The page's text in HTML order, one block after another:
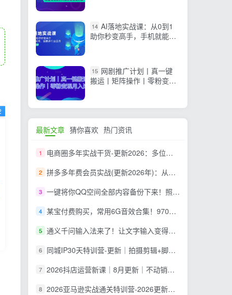
14 AI落地实战课：从0到1
助你秒变高手，手机就能
15 网剧推广计划丨真一键
搬运丨矩阵操作丨零粉变现
最新文章 猜你喜欢 热门资讯
1 电商圈多年实战干货-更新2026：多位资深师兄实战干货/覆盖全域平台，中小卖家可复制的盈利指南
2 拼多多年费会员实战(更新2026年)：从基础到高阶盈利，干货拉满，帮你建立稳定盈利运营知识体系
3 一键将你QQ空间全部内容备份下来！照片 / 视频 /动态信息全存本地，Github最新开源项目 QzoneArchive
4 某宝付费购买，常用6G音效合集！970+首宣传片背景音乐，无版权可商用大气素材，分类清晰，高质量内容
5 通义千问输入法来了！让文字输入变得如此简单，最快 300 字/分，AI 自动润色，说话秒变工整文字
6 同城IP30天特训营-更新｜拍摄剪辑+脚本文案+引流成交，打爆本地流量提升门店业绩实操教学
7 2026抖店运营新课｜8月更新｜不动销起店+商品卡爆发｜达人玩法+店群批量复制｜轻松玩转抖音小店全域流量
8 2026亚马逊实战通关特训营-2026更新，多维选品+渐进式打法+AI应用，从0到1打造盈利店铺